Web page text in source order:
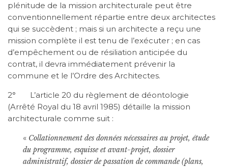
plénitude de la mission architecturale peut être
conventionnellement répartie entre deux architectes
qui se succèdent ; mais si un architecte a reçu une
mission complète il est tenu de l’exécuter ; en cas
d’empêchement ou de résiliation anticipée du
contrat, il devra immédiatement prévenir la
commune et le l’Ordre des Architectes.
2° L’article 20 du règlement de déontologie
(Arrêté Royal du 18 avril 1985) détaille la mission
architecturale comme suit :
« Collationnement des données nécessaires au projet, étude
du programme, esquisse et avant-projet, dossier
administratif, dossier de passation de commande (plans,